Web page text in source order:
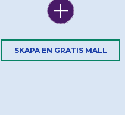
SKAPA EN GRATIS MALL